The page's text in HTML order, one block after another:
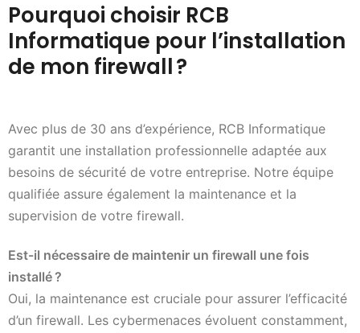
Pourquoi choisir RCB
Informatique pour l’installation
de mon firewall ?
Avec plus de 30 ans d’expérience, RCB Informatique
garantit une installation professionnelle adaptée aux
besoins de sécurité de votre entreprise. Notre équipe
qualifiée assure également la maintenance et la
supervision de votre firewall.
Est-il nécessaire de maintenir un firewall une fois
installé ?
Oui, la maintenance est cruciale pour assurer l’efficacité
d’un firewall. Les cybermenaces évoluent constamment,